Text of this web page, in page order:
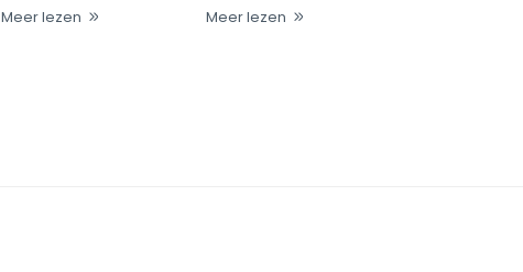
Meer lezen Meer lezen